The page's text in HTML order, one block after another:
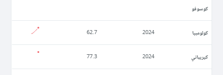
كوسوفو
كولومبيا 2024
62.7
كيريباتي 2024
77.3